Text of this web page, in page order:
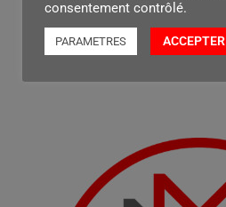
consentement contrôlé.
PARAMETRES ACCEPTER